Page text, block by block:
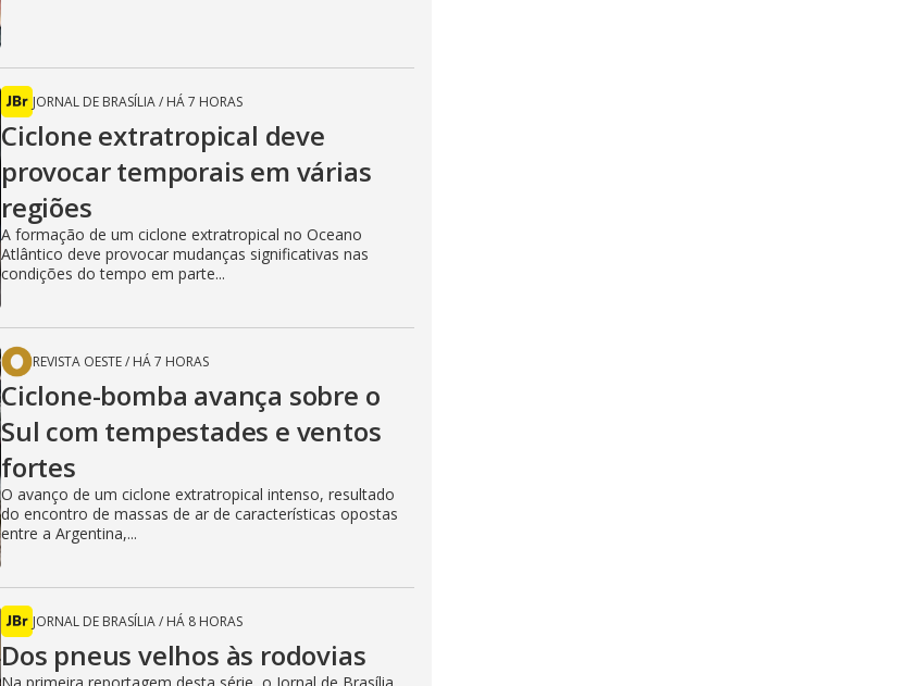
JORNAL DE BRASÍLIA/ HÁ 7 HORAS
Ciclone extratropical deve
provocar temporais em várias
regiões
A formação de um ciclone extratropical no Oceano
Atlântico deve provocar mudanças significativas nas
condições do tempo em parte...
REVISTA OESTE/ HÁ 7 HORAS
Ciclone-bomba avança sobre o
Sul com tempestades e ventos
fortes
O avanço de um ciclone extratropical intenso, resultado
do encontro de massas de ar de características opostas
entre a Argentina,...
JORNAL DE BRASÍLIA/ HÁ 8 HORAS
Dos pneus velhos às rodovias